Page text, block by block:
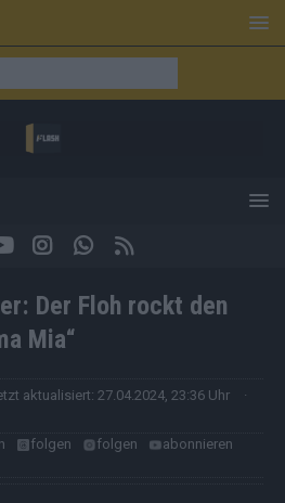
Der Floh rockt den
Mia“
aktualisiert: 27.04.2024, 23:36 Uhr
·
folgen folgen
abonnieren